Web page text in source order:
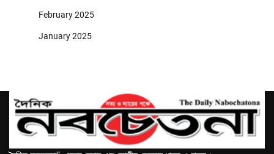
February 2025
January 2025